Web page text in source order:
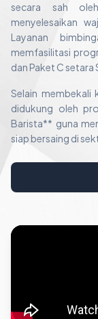
secara sah
menyelesaikan
Layanan
memfasilitasi
dan Paket C setara
Selain membekali
didukung oleh
Barista** guna
siap bersaing di